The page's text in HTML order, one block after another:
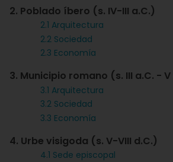
2. Poblado íbero (s. IV-III a.C.)
2.1 Arquitectura
2.2 Sociedad
2.3 Economía
3. Municipio romano (s. III a.C. - V
3.1 Arquitectura
3.2 Sociedad
3.3 Economía
4. Urbe visigoda (s. V-VIII d.C.)
4.1 Sede episcopal